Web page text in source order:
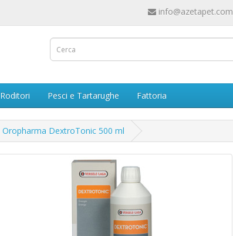
info@azetapet.com
Roditori Pesci e Tartarughe Fattoria
Oropharma DextroTonic 500 ml